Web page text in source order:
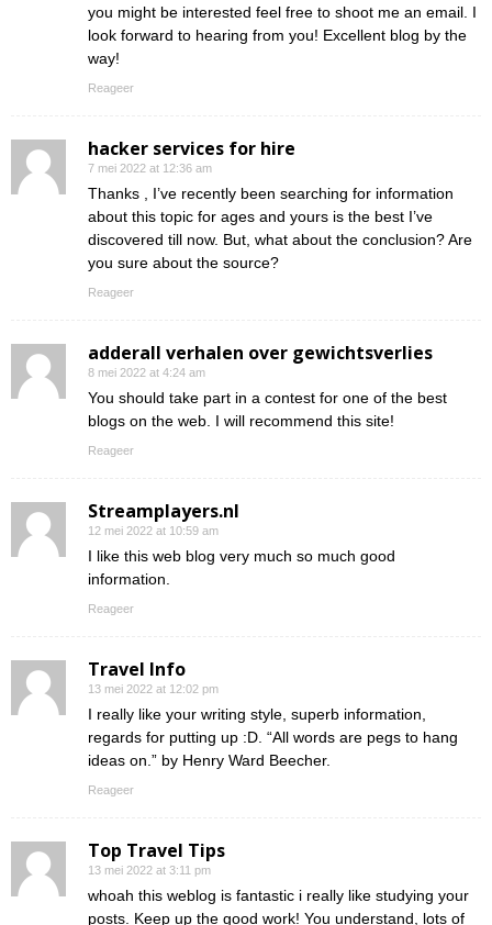
you might be interested feel free to shoot me an email. I
look forward to hearing from you! Excellent blog by the
way!
Reageer
hacker services for hire
7 mei 2022 at 12:36 am
Thanks , I’ve recently been searching for information
about this topic for ages and yours is the best I’ve
discovered till now. But, what about the conclusion? Are
you sure about the source?
Reageer
adderall verhalen over gewichtsverlies
8 mei 2022 at 4:24 am
You should take part in a contest for one of the best
blogs on the web. I will recommend this site!
Reageer
Streamplayers.nl
12 mei 2022 at 10:59 am
I like this web blog very much so much good
information.
Reageer
Travel Info
13 mei 2022 at 12:02 pm
I really like your writing style, superb information,
regards for putting up :D. “All words are pegs to hang
ideas on.” by Henry Ward Beecher.
Reageer
Top Travel Tips
13 mei 2022 at 3:11 pm
whoah this weblog is fantastic i really like studying your
posts. Keep up the good work! You understand, lots of